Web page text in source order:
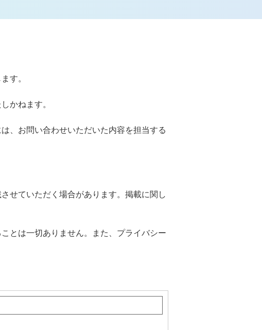
す。
かねます。
、お問い合わせいただいた内容を担当する
せていただく場合があります。掲載に関し
とは一切ありません。また、プライバシー